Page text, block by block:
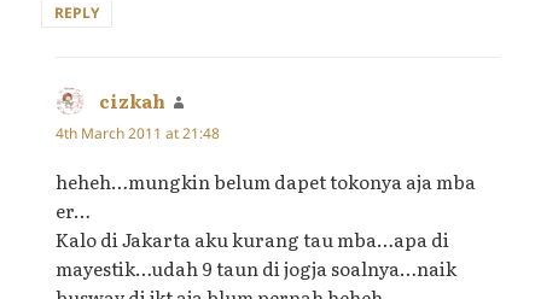
REPLY
cizkah
4th March 2011 at 21:48
heheh…mungkin belum dapet tokonya aja mba
er…
Kalo di Jakarta aku kurang tau mba…apa di
mayestik…udah 9 taun di jogja soalnya…naik